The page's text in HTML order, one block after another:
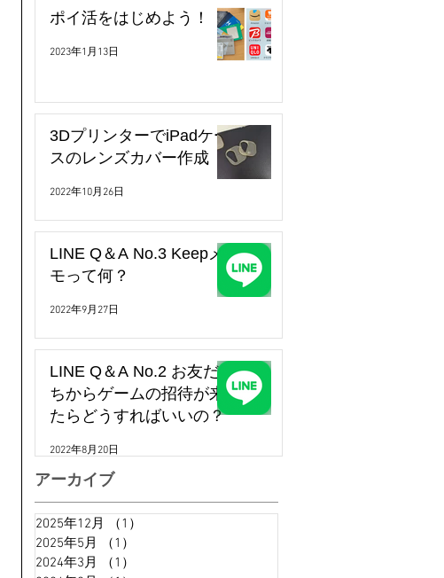
ポイ活をはじめよう！
2023年1月13日
3DプリンターでiPadケー
スのレンズカバー作成
2022年10月26日
LINE Q＆A No.3 Keepメ
モって何？
2022年9月27日
LINE Q＆A No.2 お友だ
ちからゲームの招待が来
たらどうすればいいの？
2022年8月20日
アーカイブ
2025年12月 （1）
2025年5月
（1）
2024年3月
（1）